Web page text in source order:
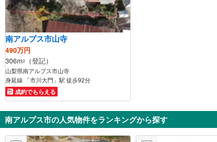
南アルプス市山寺
490万円
306m2 （登記）
山梨県南アルプス市山寺
身延線 「市川大門」駅 徒歩92分
成約でもらえる
南アルプス市の人気物件をランキングから探す